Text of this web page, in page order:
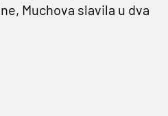
Muchova slavila u dva